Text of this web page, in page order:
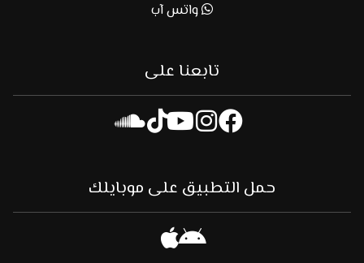
واتس آب
تابعنا على
حمل التطبيق على موبايلك